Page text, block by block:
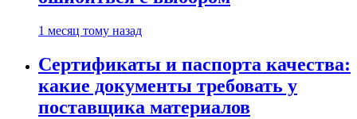
1 месяц тому назад
Сертификаты и паспорта качества:
какие документы требовать у
поставщика материалов